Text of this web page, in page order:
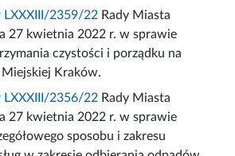
LXXXIII/2359/22 Rady Miasta
27 kwietnia 2022 r. w sprawie
czystości i porządku na
Kraków.
LXXXIII/2356/22 Rady Miasta
27 kwietnia 2022 r. w sprawie
sposobu i zakresu